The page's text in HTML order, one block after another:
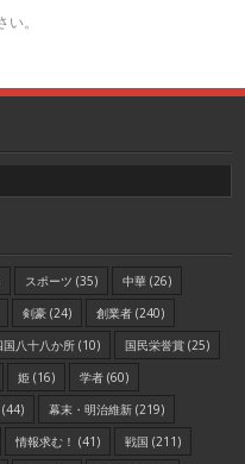
。
スポーツ (35) 中華 (26)
剣豪 (24) 創業者 (240)
国八十八か所 (10) 国民栄誉賞 (25)
姫 (16) 学者 (60)
(44) 幕末・明治維新 (219)
情報求む！ (41) 戦国 (211)